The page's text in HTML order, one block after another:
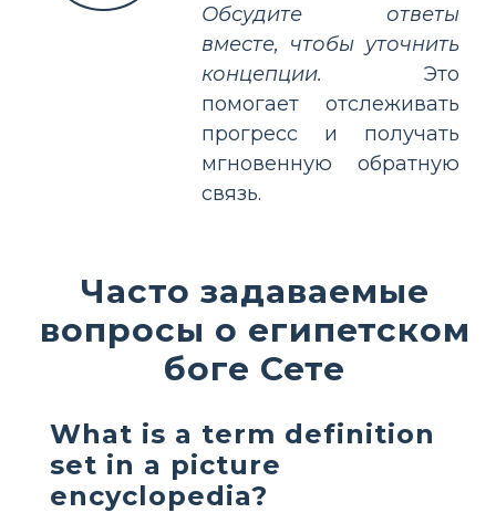
Обсудите ответы
вместе, чтобы уточнить
концепции. Это
помогает отслеживать
прогресс и получать
мгновенную обратную
связь.
Часто задаваемые
вопросы о египетском
боге Сете
What is a term definition
set in a picture
encyclopedia?